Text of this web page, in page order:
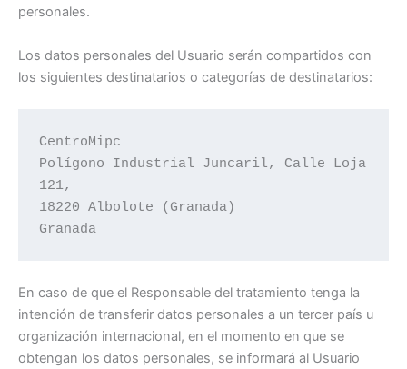
personales.
Los datos personales del Usuario serán compartidos con
los siguientes destinatarios o categorías de destinatarios:
CentroMipc
Polígono Industrial Juncaril, Calle Loja
121,
18220 Albolote (Granada)
Granada
En caso de que el Responsable del tratamiento tenga la
intención de transferir datos personales a un tercer país u
organización internacional, en el momento en que se
obtengan los datos personales, se informará al Usuario